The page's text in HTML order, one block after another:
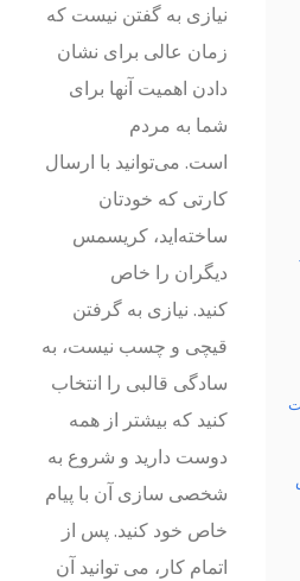
نیازی به گفتن نیست که
زمان عالی برای نشان
دادن اهمیت آنها برای
شما به مردم
است. می‌توانید با ارسال
کارتی که خودتان
ساخته‌اید، کریسمس
دیگران را خاص
کنید. نیازی به گرفتن
قیچی و چسب نیست، به
سادگی قالبی را انتخاب
کنید که بیشتر از همه
دوست دارید و شروع به
شخصی سازی آن با پیام
خاص خود کنید. پس از
اتمام کار، می توانید آن